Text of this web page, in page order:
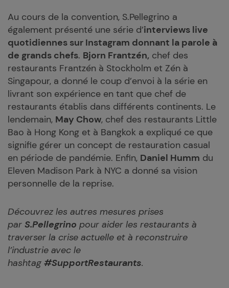
Au cours de la convention, S.Pellegrino a
également présenté une série d’interviews live
quotidiennes sur Instagram donnant la parole à
de grands chefs. Bjorn Frantzén, chef des
restaurants Frantzén à Stockholm et Zén à
Singapour, a donné le coup d’envoi à la série en
livrant son expérience en tant que chef de
restaurants établis dans différents continents. Le
lendemain, May Chow, chef des restaurants Little
Bao à Hong Kong et à Bangkok a expliqué ce que
signifie gérer un concept de restauration casual
en période de pandémie. Enfin, Daniel Humm du
Eleven Madison Park à NYC a donné sa vision
personnelle de la reprise.
Découvrez les autres mesures prises
par S.Pellegrino pour aider les restaurants à
traverser la crise actuelle et à reconstruire
l’industrie avec le
hashtag #SupportRestaurants.